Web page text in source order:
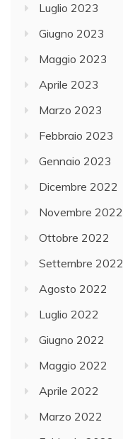
Luglio 2023
Giugno 2023
Maggio 2023
Aprile 2023
Marzo 2023
Febbraio 2023
Gennaio 2023
Dicembre 2022
Novembre 2022
Ottobre 2022
Settembre 2022
Agosto 2022
Luglio 2022
Giugno 2022
Maggio 2022
Aprile 2022
Marzo 2022